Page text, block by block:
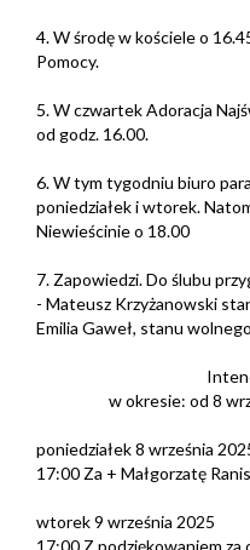
4. W środę w kościele o
Pomocy.
5. W czwartek Adoracja
od godz. 16.00.
6. W tym tygodniu biuro
poniedziałek i wtorek.
Niewieścinie o 18.00
7. Zapowiedzi. Do ślubu
- Mateusz Krzyżanowski
Emilia Gaweł, stanu
Intencje
w okresie: od 8
poniedziałek 8 września
17:00 Za + Małgorzatę
wtorek 9 września 2025
17:00 Z podziękowaniem za